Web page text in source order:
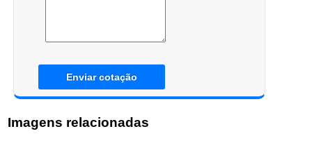
Enviar cotação
Imagens relacionadas